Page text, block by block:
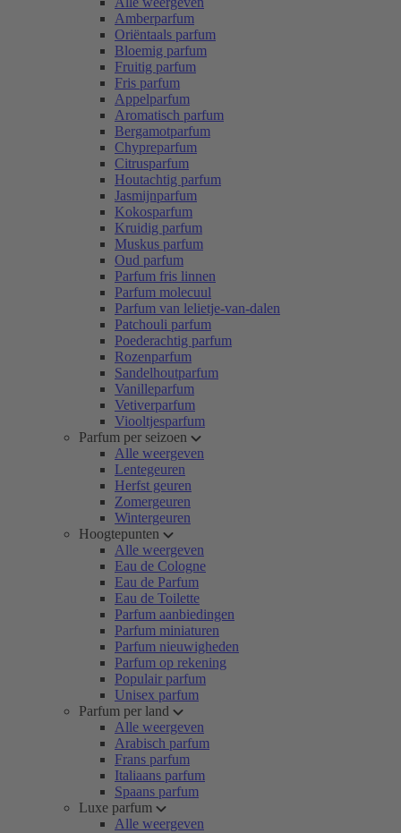
Amberparfum
Oriëntaals parfum
Bloemig parfum
Fruitig parfum
Fris parfum
Appelparfum
Aromatisch parfum
Bergamotparfum
Chypreparfum
Citrusparfum
Houtachtig parfum
Jasmijnparfum
Kokosparfum
Kruidig parfum
Muskus parfum
Oud parfum
Parfum fris linnen
Parfum molecuul
Parfum van lelietje-van-dalen
Patchouli parfum
Poederachtig parfum
Rozenparfum
Sandelhoutparfum
Vanilleparfum
Vetiverparfum
Viooltjesparfum
Parfum per seizoen
Alle weergeven
Lentegeuren
Herfst geuren
Zomergeuren
Wintergeuren
Hoogtepunten
Alle weergeven
Eau de Cologne
Eau de Parfum
Eau de Toilette
Parfum aanbiedingen
Parfum miniaturen
Parfum nieuwigheden
Parfum op rekening
Populair parfum
Unisex parfum
Parfum per land
Alle weergeven
Arabisch parfum
Frans parfum
Italiaans parfum
Spaans parfum
Luxe parfum
Alle weergeven